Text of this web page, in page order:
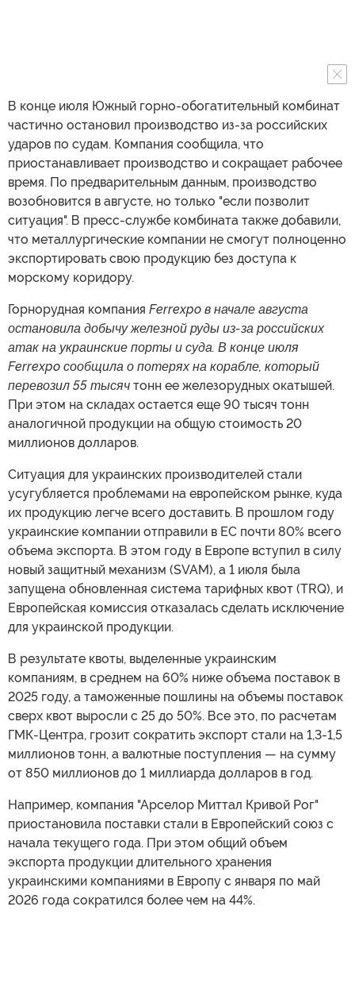
В конце июля Южный горно-обогатительный комбинат
частично остановил производство из-за российских
ударов по судам. Компания сообщила, что
приостанавливает производство и сокращает рабочее
время. По предварительным данным, производство
возобновится в августе, но только "если позволит
ситуация". В пресс-службе комбината также добавили,
что металлургические компании не смогут полноценно
экспортировать свою продукцию без доступа к
морскому коридору.
Горнорудная компания Ferrexpo в начале августа
остановила добычу железной руды из-за российских
атак на украинские порты и суда. В конце июля
Ferrexpo сообщила о потерях на корабле, который
перевозил 55 тысяч тонн ее железорудных окатышей.
При этом на складах остается еще 90 тысяч тонн
аналогичной продукции на общую стоимость 20
миллионов долларов.
Ситуация для украинских производителей стали
усугубляется проблемами на европейском рынке, куда
их продукцию легче всего доставить. В прошлом году
украинские компании отправили в ЕС почти 80% всего
объема экспорта. В этом году в Европе вступил в силу
новый защитный механизм (SVAM), а 1 июля была
запущена обновленная система тарифных квот (TRQ), и
Европейская комиссия отказалась сделать исключение
для украинской продукции.
В результате квоты, выделенные украинским
компаниям, в среднем на 60% ниже объема поставок в
2025 году, а таможенные пошлины на объемы поставок
сверх квот выросли с 25 до 50%. Все это, по расчетам
ГМК-Центра, грозит сократить экспорт стали на 1,3-1,5
миллионов тонн, а валютные поступления — на сумму
от 850 миллионов до 1 миллиарда долларов в год.
Например, компания "Арселор Миттал Кривой Рог"
приостановила поставки стали в Европейский союз с
начала текущего года. При этом общий объем
экспорта продукции длительного хранения
украинскими компаниями в Европу с января по май
2026 года сократился более чем на 44%.